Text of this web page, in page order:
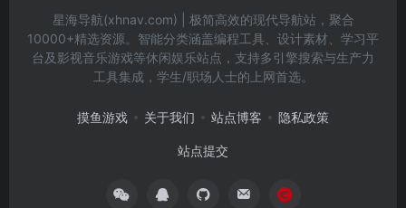
星海导航(xhnav.com) | 极简高效的现代导航站，聚合
10000+精选资源。智能分类涵盖编程工具、设计素材、学习平
台及影视音乐游戏等休闲娱乐站点，支持多引擎搜索与生产力
工具集成，学生/职场人士的上网首选。
摸鱼游戏 关于我们 站点博客 隐私政策
站点提交